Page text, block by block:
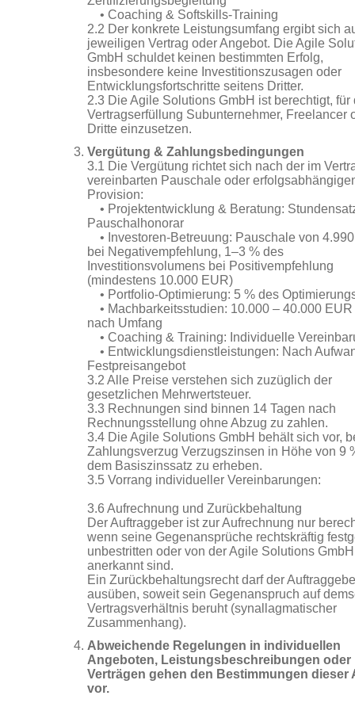
• Coaching & Softskills-Training
2.2 Der konkrete Leistungsumfang ergibt sich
jeweiligen Vertrag oder Angebot. Die Agile
GmbH schuldet keinen bestimmten Erfolg,
insbesondere keine Investitionszusagen oder
Entwicklungsfortschritte seitens Dritter.
2.3 Die Agile Solutions GmbH ist berechtigt, für
Vertragserfüllung Subunternehmer, Freelancer
Dritte einzusetzen.
Vergütung & Zahlungsbedingungen
3.1 Die Vergütung richtet sich nach der im
vereinbarten Pauschale oder
Provision:
• Projektentwicklung & Beratung:
Pauschalhonorar
• Investoren-Betreuung: Pauschale von
bei Negativempfehlung, 1–3 % des
Investitionsvolumens bei Positivempfehlung
(mindestens 10.000 EUR)
• Portfolio-Optimierung: 5 % des
• Machbarkeitsstudien: 10.000 – 40.000 EUR
nach Umfang
• Coaching & Training: Individuelle
• Entwicklungsdienstleistungen: Nach
Festpreisangebot
3.2 Alle Preise verstehen sich zuzüglich der
gesetzlichen Mehrwertsteuer.
3.3 Rechnungen sind binnen 14 Tagen nach
Rechnungsstellung ohne Abzug zu zahlen.
3.4 Die Agile Solutions GmbH behält sich vor,
Zahlungsverzug Verzugszinsen in Höhe von 9
dem Basiszinssatz zu erheben.
3.5 Vorrang individueller Vereinbarungen:
3.6 Aufrechnung und Zurückbehaltung
Der Auftraggeber ist zur Aufrechnung nur
wenn seine Gegenansprüche rechtskräftig
unbestritten oder von der Agile Solutions GmbH
anerkannt sind.
Ein Zurückbehaltungsrecht darf der
ausüben, soweit sein Gegenanspruch auf
Vertragsverhältnis beruht (synallagmatischer
Zusammenhang).
Abweichende Regelungen in individuellen
Angeboten, Leistungsbeschreibungen oder
Verträgen gehen den Bestimmungen dieser
vor.